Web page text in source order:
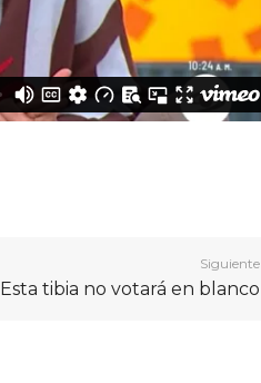
Siguiente
Esta tibia no votará en blanco